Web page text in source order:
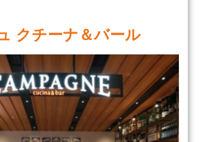
クチーナ＆バール